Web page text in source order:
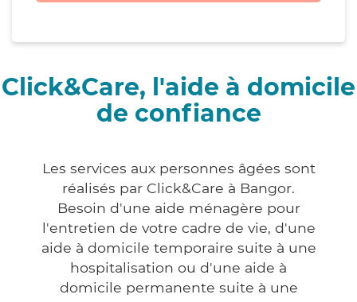
Click&Care, l'aide à domicile
de confiance
Les services aux personnes âgées sont
réalisés par Click&Care à Bangor.
Besoin d'une aide ménagère pour
l'entretien de votre cadre de vie, d'une
aide à domicile temporaire suite à une
hospitalisation ou d'une aide à
domicile permanente suite à une